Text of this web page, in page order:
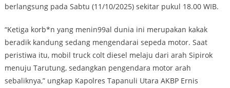
berlangsung pada Sabtu (11/10/2025) sekitar pukul 18.00 WIB.
“Ketiga korb*n yang menin99al dunia ini merupakan kakak
beradik kandung sedang mengendarai sepeda motor. Saat
peristiwa itu, mobil truck colt diesel melaju dari arah Sipirok
menuju Tarutung, sedangkan pengendara motor arah
sebaliknya,” ungkap Kapolres Tapanuli Utara AKBP Ernis